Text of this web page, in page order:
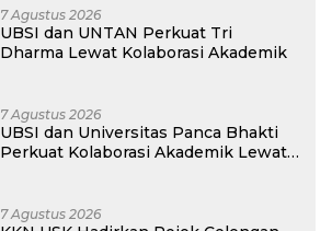
7 Agustus 2026
UBSI dan UNTAN Perkuat Tri
Dharma Lewat Kolaborasi Akademik
7 Agustus 2026
UBSI dan Universitas Panca Bhakti
Perkuat Kolaborasi Akademik Lewat
7 Agustus 2026